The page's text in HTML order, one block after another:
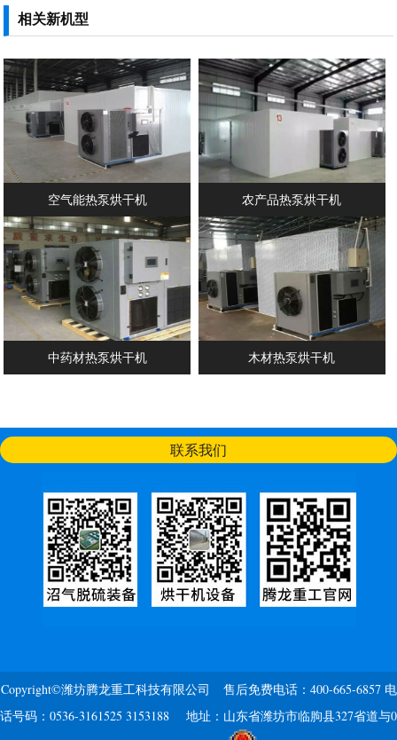
设备、实木家具烘干机、实木家具
相关新机型
空气能热泵烘干机 农产品热泵烘干机
中药材热泵烘干机 木材热泵烘干机
联系我们
Copyright©潍坊腾龙重工科技有限公司 售后免费电话：400-665-6857 电
话号码：0536-3161525 3153188 地址：山东省潍坊市临朐县327省道与0